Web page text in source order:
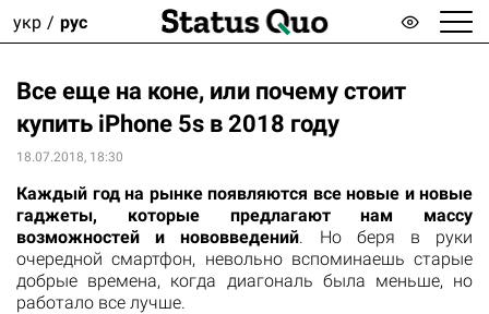
укр рус
Все еще на коне, или почему стоит
купить iPhone 5s в 2018 году
18.07.2018, 18:30
Каждый год на рынке появляются все новые и новые
гаджеты, которые предлагают нам массу
возможностей и нововведений. Но беря в руки
очередной смартфон, невольно вспоминаешь старые
добрые времена, когда диагональ была меньше, но
работало все лучше.